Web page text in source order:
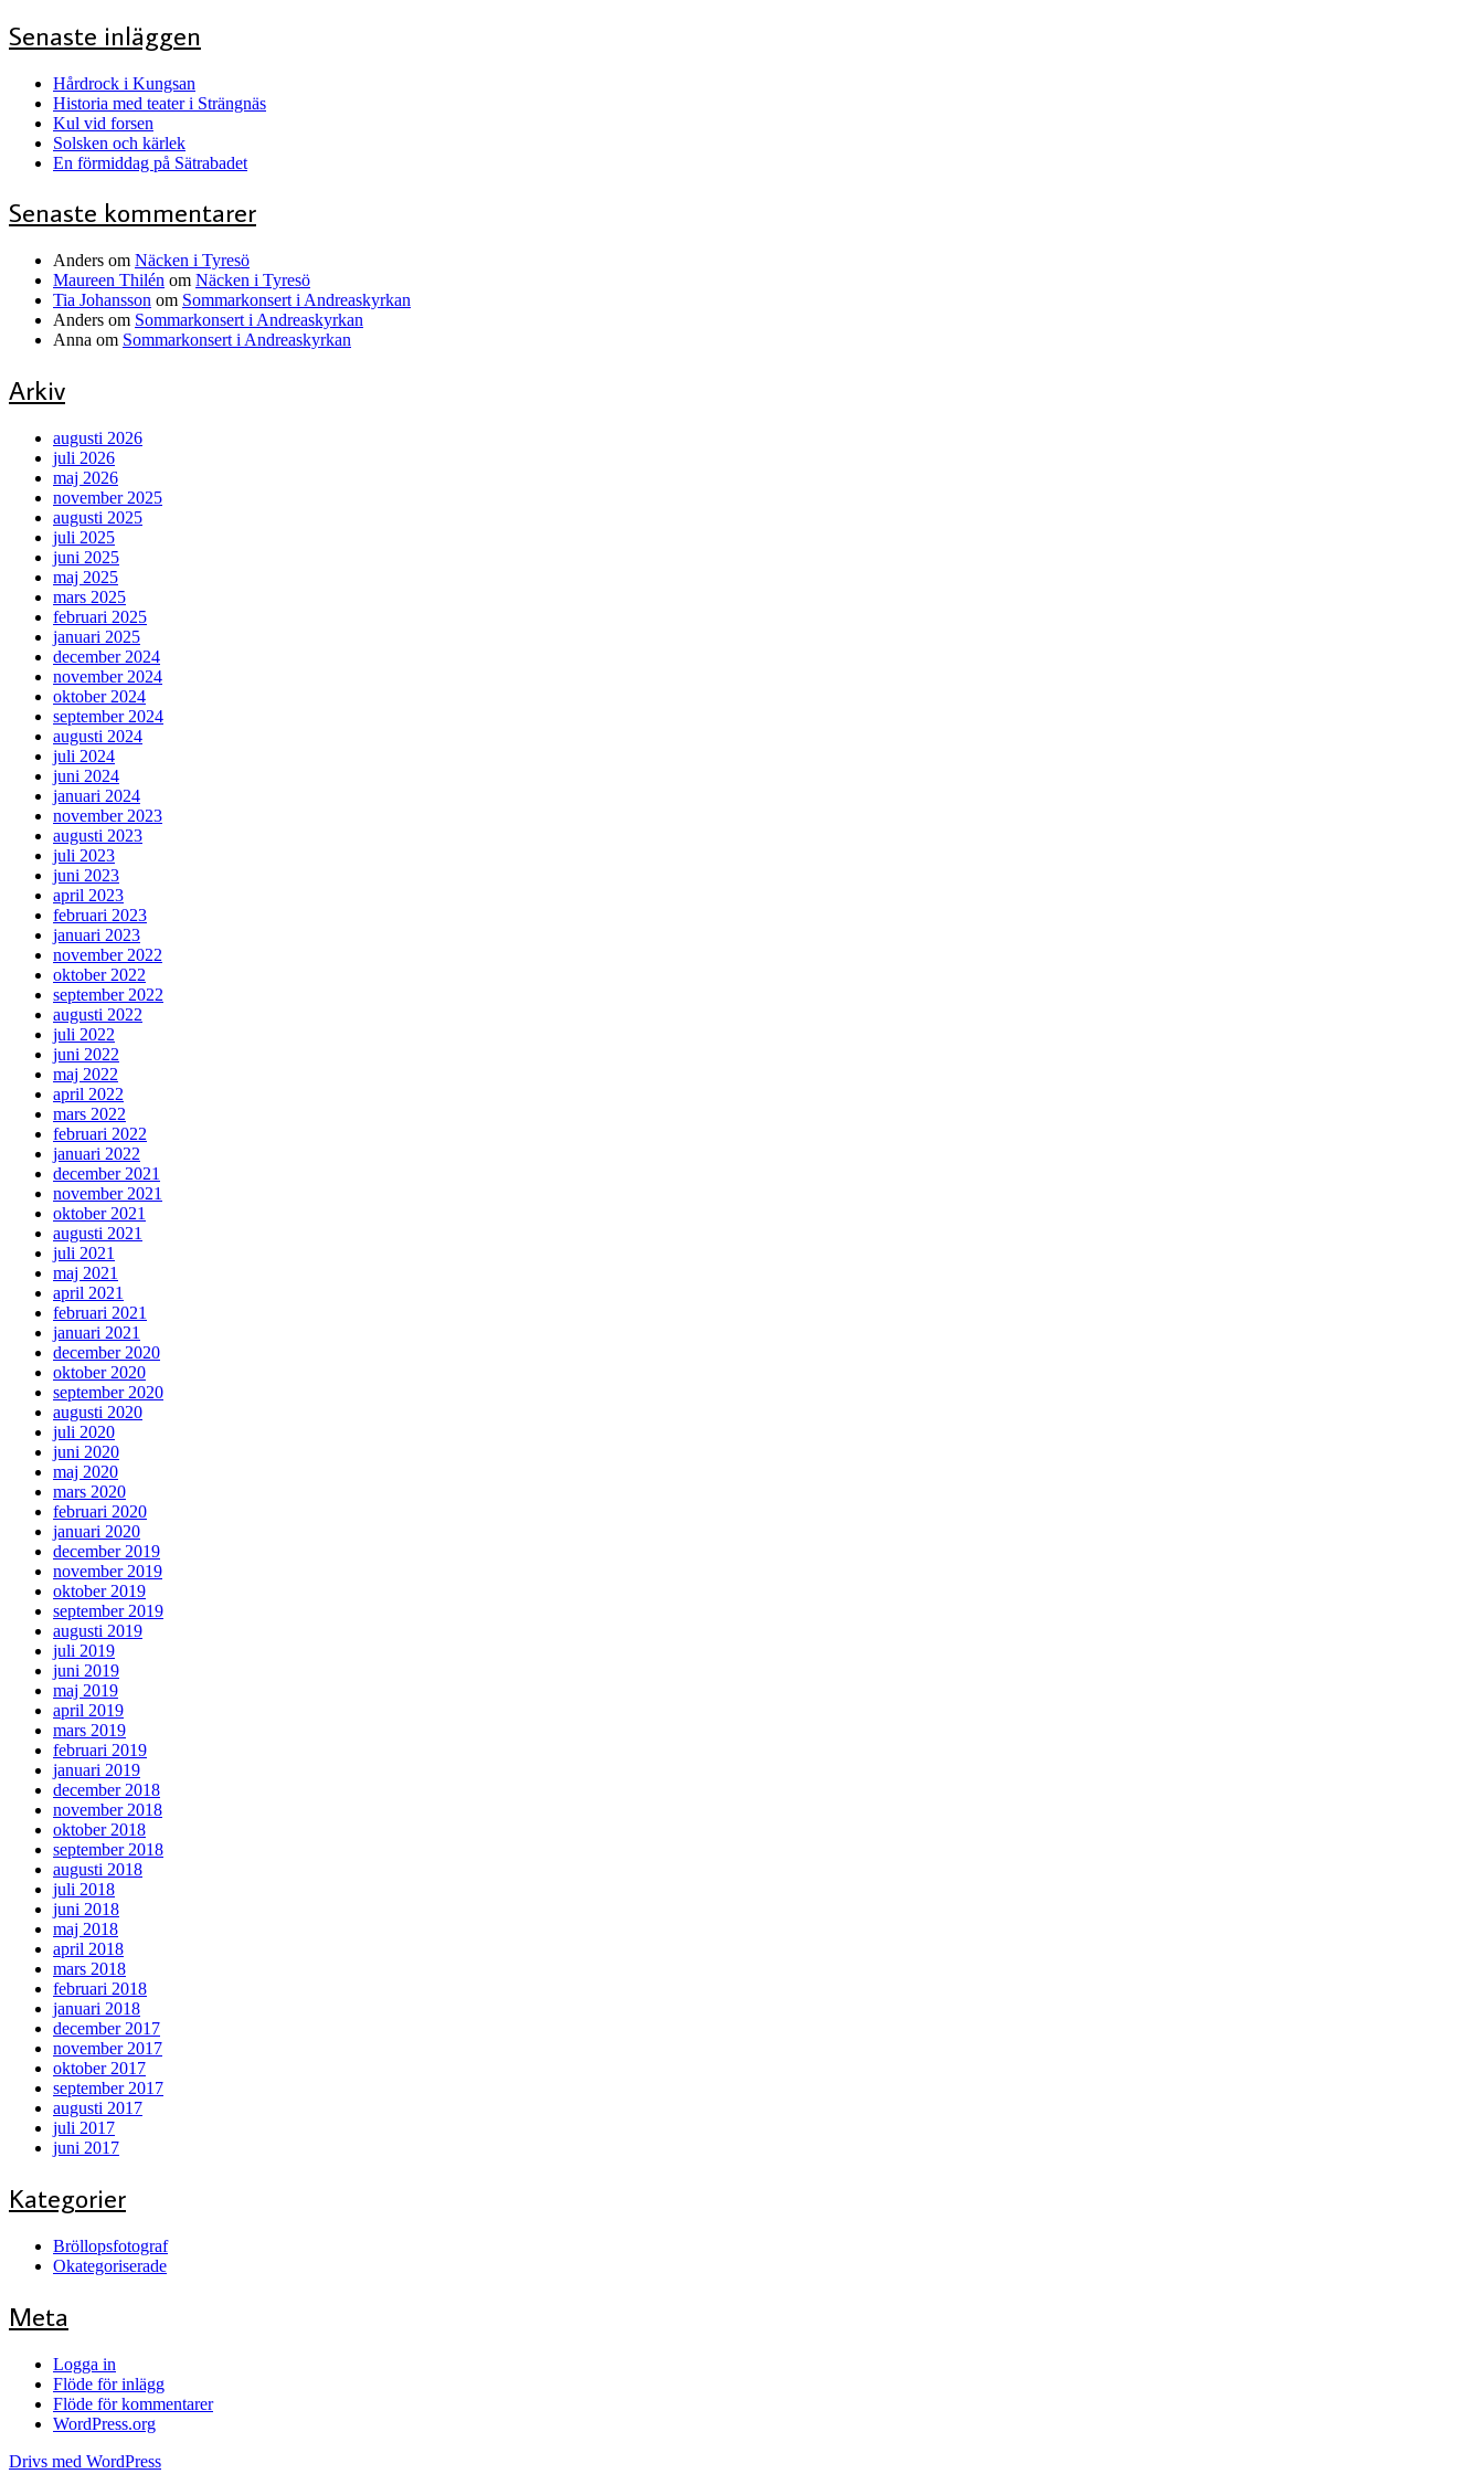
Senaste inläggen
Hårdrock i Kungsan
Historia med teater i Strängnäs
Kul vid forsen
Solsken och kärlek
En förmiddag på Sätrabadet
Senaste kommentarer
Anders om Näcken i Tyresö
Maureen Thilén om Näcken i Tyresö
Tia Johansson om Sommarkonsert i Andreaskyrkan
Anders om Sommarkonsert i Andreaskyrkan
Anna om Sommarkonsert i Andreaskyrkan
Arkiv
augusti 2026
juli 2026
maj 2026
november 2025
augusti 2025
juli 2025
juni 2025
maj 2025
mars 2025
februari 2025
januari 2025
december 2024
november 2024
oktober 2024
september 2024
augusti 2024
juli 2024
juni 2024
januari 2024
november 2023
augusti 2023
juli 2023
juni 2023
april 2023
februari 2023
januari 2023
november 2022
oktober 2022
september 2022
augusti 2022
juli 2022
juni 2022
maj 2022
april 2022
mars 2022
februari 2022
januari 2022
december 2021
november 2021
oktober 2021
augusti 2021
juli 2021
maj 2021
april 2021
februari 2021
januari 2021
december 2020
oktober 2020
september 2020
augusti 2020
juli 2020
juni 2020
maj 2020
mars 2020
februari 2020
januari 2020
december 2019
november 2019
oktober 2019
september 2019
augusti 2019
juli 2019
juni 2019
maj 2019
april 2019
mars 2019
februari 2019
januari 2019
december 2018
november 2018
oktober 2018
september 2018
augusti 2018
juli 2018
juni 2018
maj 2018
april 2018
mars 2018
februari 2018
januari 2018
december 2017
november 2017
oktober 2017
september 2017
augusti 2017
juli 2017
juni 2017
Kategorier
Bröllopsfotograf
Okategoriserade
Meta
Logga in
Flöde för inlägg
Flöde för kommentarer
WordPress.org
Drivs med WordPress